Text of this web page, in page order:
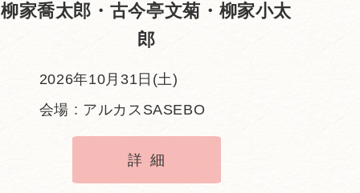
柳家喬太郎・古今亭文菊・柳家小太
郎
2026年10月31日(土)
会場 : アルカスSASEBO
詳細